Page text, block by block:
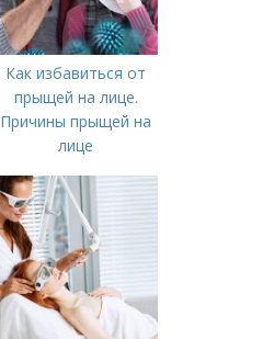
Как избавиться от
прыщей на лице.
Причины прыщей на
лице